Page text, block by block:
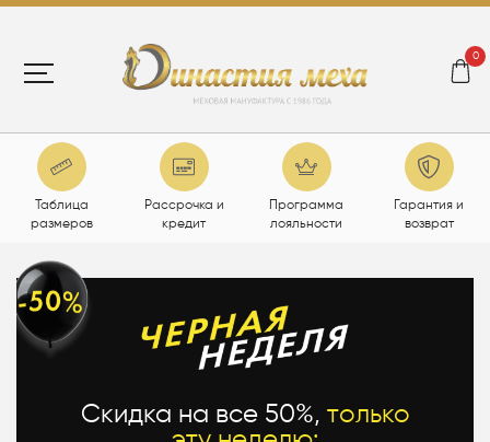
0
Таблица
размеров
Рассрочка и
кредит
Программа
лояльности
Гарантия и
возврат
Скидка на все 50%, только